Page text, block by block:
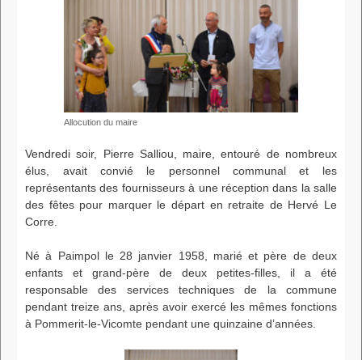
Allocution du maire
Vendredi soir, Pierre Salliou, maire, entouré de nombreux
élus, avait convié le personnel communal et les
représentants des fournisseurs à une réception dans la salle
des fêtes pour marquer le départ en retraite de Hervé Le
Corre.
Né à Paimpol le 28 janvier 1958, marié et père de deux
enfants et grand-père de deux petites-filles, il a été
responsable des services techniques de la commune
pendant treize ans, après avoir exercé les mêmes fonctions
à Pommerit-le-Vicomte pendant une quinzaine d’années.